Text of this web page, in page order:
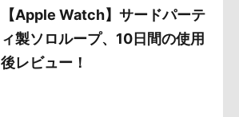
【Apple Watch】サードパーテ
ィ製ソロループ、10日間の使用
後レビュー！